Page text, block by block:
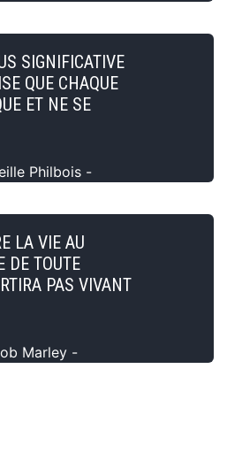
SIGNIFICATIVE
QUE CHAQUE
ET NE SE
Philbois -
LA VIE AU
DE TOUTE
PAS VIVANT
Marley -